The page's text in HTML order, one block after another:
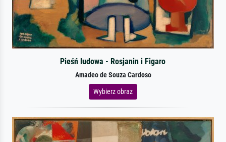
Pieśń ludowa - Rosjanin i Figaro
Amadeo de Souza Cardoso
Wybierz obraz